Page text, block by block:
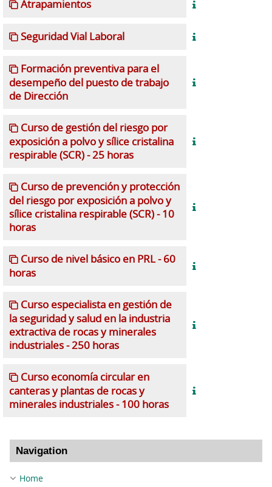
Atrapamientos
Seguridad Vial Laboral
Formación preventiva para el
desempeño del puesto de trabajo
de Dirección
Curso de gestión del riesgo por
exposición a polvo y sílice cristalina
respirable (SCR) - 25 horas
Curso de prevención y protección
del riesgo por exposición a polvo y
sílice cristalina respirable (SCR) - 10
horas
Curso de nivel básico en PRL - 60
horas
Curso especialista en gestión de
la seguridad y salud en la industria
extractiva de rocas y minerales
industriales - 250 horas
Curso economía circular en
canteras y plantas de rocas y
minerales industriales - 100 horas
Navigation
Home